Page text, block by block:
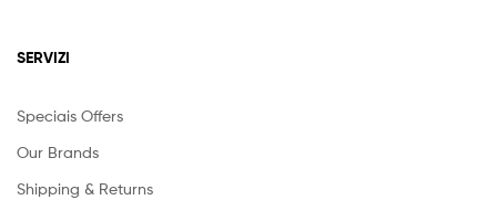
SERVIZI
Speciais Offers
Our Brands
Shipping & Returns